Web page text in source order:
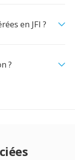
en JFI ?
?